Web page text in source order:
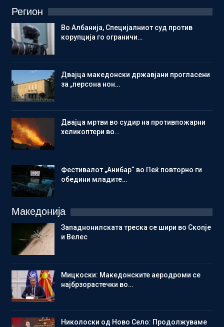
Регион
Во Албанија, Специјалниот суд против
корупција го ограничи…
Двајца македонски државјани прогласени
за „персона нон…
Двајца мртви во судир на противпожарни
хеликоптери во…
Фестивалот „Анибар“ во Пеќ повторно ги
обедини младите…
Македонија
Западнонилската треска се шири во Скопје
и Велес
Мицкоски: Македонските аеродроми се
најбрзорастечки во…
Николоски од Ново Село: Продолжуваме